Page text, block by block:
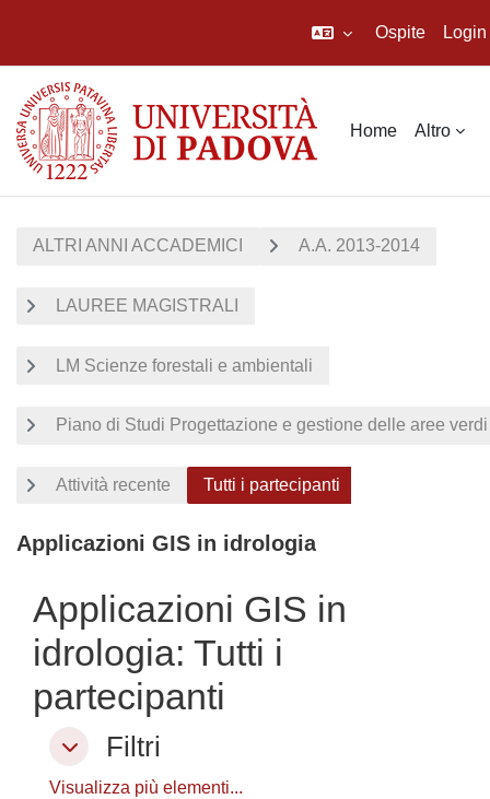
Ospite Login
Home Altro
ALTRI ANNI ACCADEMICI A.A. 2013-2014
LAUREE MAGISTRALI
LM Scienze forestali e ambientali
Piano di Studi Progettazione e gestione delle aree verdi
Attività recente Tutti i partecipanti
Applicazioni GIS in idrologia
Applicazioni GIS in
idrologia: Tutti i
partecipanti
Filtri
Filtri
Visualizza più elementi...